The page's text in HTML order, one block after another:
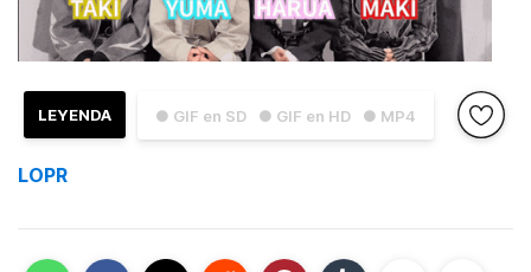
● GIF en SD ● GIF en HD ● MP4
LEYENDA
LOPR